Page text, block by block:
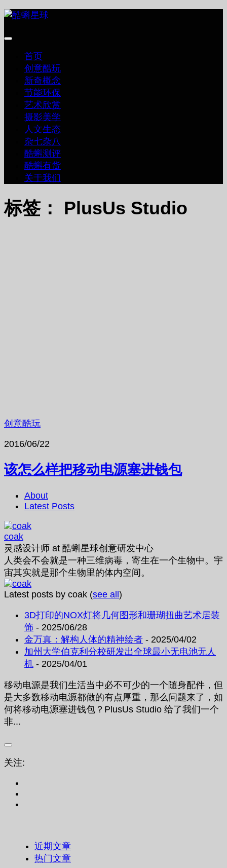
跳
内
首页
创意酷玩
新奇概念
节能环保
艺术欣赏
摄影美学
人文生态
杂七杂八
酷蝌测评
酷蝌有货
关于我们
标签： PlusUs Studio
创意酷玩
2016/06/22
该怎么样把移动电源塞进钱包
About
Latest Posts
coak
灵感设计师 at 酷蝌星球创意研发中心
人类会不会就是一种三维病毒，寄生在一个生物中。宇
宙其实就是那个生物里的体内空间。
Latest posts by coak (see all)
3D打印的NOX灯将几何图形和珊瑚扭曲艺术居装
饰 - 2025/06/28
金万真：解构人体的精神绘者 - 2025/04/02
加州大学伯克利分校研发出全球最小无电池无人
机 - 2025/04/01
移动电源是我们生活当中必不可少的一个随身配件，但
是大多数移动电源都做的有点厚重，那么问题来了，如
何将移动电源塞进钱包？PlusUs Studio 给了我们一个
非...
关注:
近期文章
热门文章